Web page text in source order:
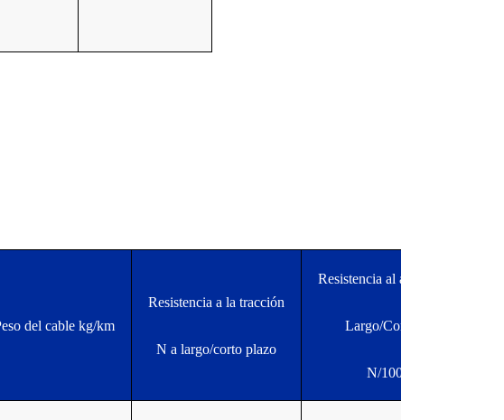
del cable kg/km
Resistencia a la tracción
N a largo/corto plazo
Resistencia al aplastamiento
Largo/Corto Plazo
N/100 mm